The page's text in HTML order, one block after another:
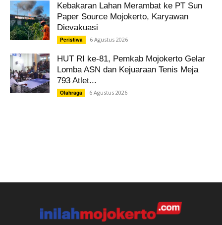
Kebakaran Lahan Merambat ke PT Sun
Paper Source Mojokerto, Karyawan
Dievakuasi
Peristiwa 6 Agustus 2026
HUT RI ke-81, Pemkab Mojokerto Gelar
Lomba ASN dan Kejuaraan Tenis Meja
793 Atlet...
Olahraga 6 Agustus 2026